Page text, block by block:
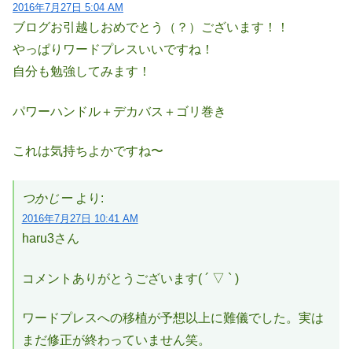
2016年7月27日 5:04 AM
ブログお引越しおめでとう（？）ございます！！
やっぱりワードプレスいいですね！
自分も勉強してみます！
パワーハンドル＋デカバス＋ゴリ巻き
これは気持ちよかですね〜
つかじー より:
2016年7月27日 10:41 AM
haru3さん
コメントありがとうございます( ´ ▽ ` )
ワードプレスへの移植が予想以上に難儀でした。実は
まだ修正が終わっていません笑。